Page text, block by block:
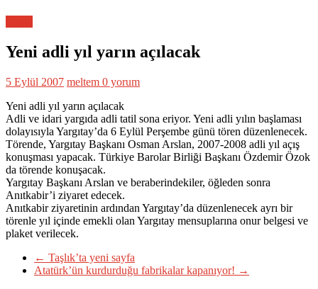
Yeni adli yıl yarın açılacak
5 Eylül 2007 meltem 0 yorum
Yeni adli yıl yarın açılacak
Adli ve idari yargıda adli tatil sona eriyor. Yeni adli yılın başlaması
dolayısıyla Yargıtay’da 6 Eylül Perşembe günü tören düzenlenecek.
Törende, Yargıtay Başkanı Osman Arslan, 2007-2008 adli yıl açış
konuşması yapacak. Türkiye Barolar Birliği Başkanı Özdemir Özok
da törende konuşacak.
Yargıtay Başkanı Arslan ve beraberindekiler, öğleden sonra
Anıtkabir’i ziyaret edecek.
Anıtkabir ziyaretinin ardından Yargıtay’da düzenlenecek ayrı bir
törenle yıl içinde emekli olan Yargıtay mensuplarına onur belgesi ve
plaket verilecek.
← Taşlık’ta yeni sayfa
Atatürk’ün kurdurduğu fabrikalar kapanıyor! →